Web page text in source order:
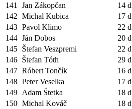
141
Jan Zákopčan 14
142 Michal Kubica 17
143 Pavol Klimo 22
144 Ján Dobos 20
145 Štefan Veszpremi 22
146 Štefan Tóth 29
147 Róbert Tončík 16
148 Peter Veselka 17
149 Adam Štetka 18
150 Michal Kováč 18